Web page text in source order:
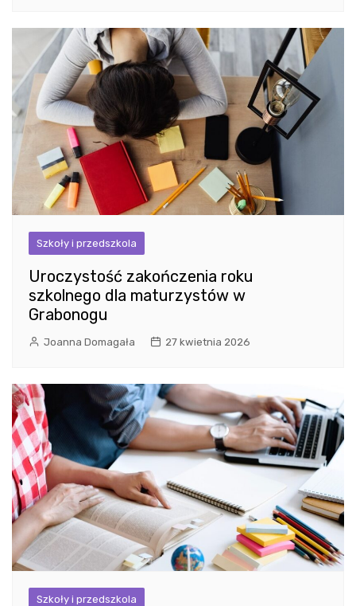
Szkoły i przedszkola
Uroczystość zakończenia roku
szkolnego dla maturzystów w
Grabonogu
Joanna Domagała 27 kwietnia 2026
Szkoły i przedszkola